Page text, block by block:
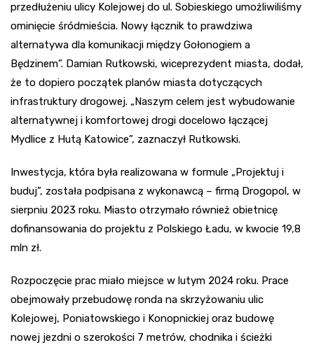
przedłużeniu ulicy Kolejowej do ul. Sobieskiego umożliwiliśmy
ominięcie śródmieścia. Nowy łącznik to prawdziwa
alternatywa dla komunikacji między Gołonogiem a
Będzinem”. Damian Rutkowski, wiceprezydent miasta, dodał,
że to dopiero początek planów miasta dotyczących
infrastruktury drogowej. „Naszym celem jest wybudowanie
alternatywnej i komfortowej drogi docelowo łączącej
Mydlice z Hutą Katowice”, zaznaczył Rutkowski.
Inwestycja, która była realizowana w formule „Projektuj i
buduj”, została podpisana z wykonawcą – firmą Drogopol, w
sierpniu 2023 roku. Miasto otrzymało również obietnicę
dofinansowania do projektu z Polskiego Ładu, w kwocie 19,8
mln zł.
Rozpoczęcie prac miało miejsce w lutym 2024 roku. Prace
obejmowały przebudowę ronda na skrzyżowaniu ulic
Kolejowej, Poniatowskiego i Konopnickiej oraz budowę
nowej jezdni o szerokości 7 metrów, chodnika i ścieżki